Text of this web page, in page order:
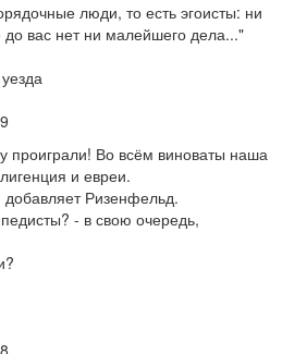
люди, то есть эгоисты: ни
вас нет ни малейшего дела..."
проиграли! Во всём виноваты наша
и евреи.
Ризенфельд.
- в свою очередь,